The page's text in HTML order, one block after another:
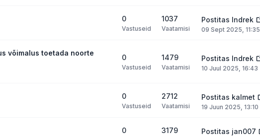
0
Vastuseid
1037
Vaatamisi
Postitas Indrek
09 Sept 2025, 11:35
võimalus toetada noorte
0
Vastuseid
1479
Vaatamisi
Postitas Indrek
10 Juul 2025, 16:43
0
Vastuseid
2712
Vaatamisi
Postitas kalmet
19 Juun 2025, 13:10
0 3179 Postitas jan007